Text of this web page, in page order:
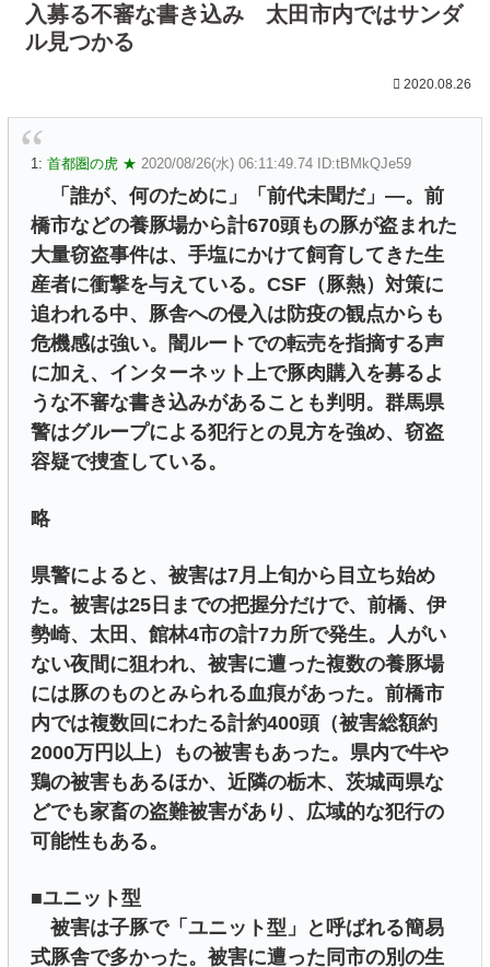
入募る不審な書き込み 太田市内ではサンダ
ル見つかる
2020.08.26
1: 首都圏の虎 ★ 2020/08/26(水) 06:11:49.74 ID:tBMkQJe59
「誰が、何のために」「前代未聞だ」―。前
橋市などの養豚場から計670頭もの豚が盗まれた
大量窃盗事件は、手塩にかけて飼育してきた生
産者に衝撃を与えている。CSF（豚熱）対策に
追われる中、豚舎への侵入は防疫の観点からも
危機感は強い。闇ルートでの転売を指摘する声
に加え、インターネット上で豚肉購入を募るよ
うな不審な書き込みがあることも判明。群馬県
警はグループによる犯行との見方を強め、窃盗
容疑で捜査している。
略
県警によると、被害は7月上旬から目立ち始め
た。被害は25日までの把握分だけで、前橋、伊
勢崎、太田、館林4市の計7カ所で発生。人がい
ない夜間に狙われ、被害に遭った複数の養豚場
には豚のものとみられる血痕があった。前橋市
内では複数回にわたる計約400頭（被害総額約
2000万円以上）もの被害もあった。県内で牛や
鶏の被害もあるほか、近隣の栃木、茨城両県な
どでも家畜の盗難被害があり、広域的な犯行の
可能性もある。
■ユニット型
被害は子豚で「ユニット型」と呼ばれる簡易
式豚舎で多かった。被害に遭った同市の別の生